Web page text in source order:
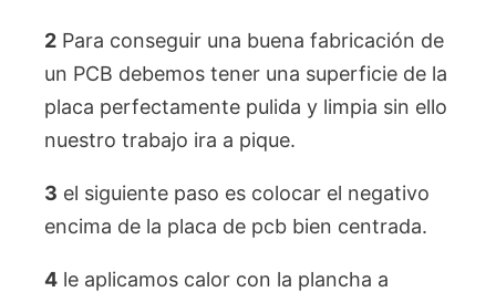
2 Para conseguir una buena fabricación de
un PCB debemos tener una superficie de la
placa perfectamente pulida y limpia sin ello
nuestro trabajo ira a pique.
3 el siguiente paso es colocar el negativo
encima de la placa de pcb bien centrada.
4 le aplicamos calor con la plancha a